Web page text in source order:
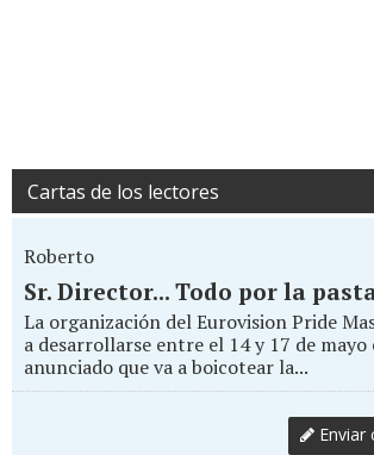
Cartas de los lectores
Roberto
Sr. Director... Todo por la
La organización del Eurovision Pride
a desarrollarse entre el 14 y 17 de mayo
anunciado que va a boicotear la...
Enviar